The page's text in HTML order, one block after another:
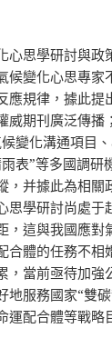
心思學研討與政
候變化心思專家
應規律，據此提
威期刊廣泛傳播
變化溝通項目
表”等多國調研
，并據此為相關
思學研討尚處于
，這與我國應對
合體的任務不相
，當前亟待加強
地服務國家“雙
運配合體等戰略